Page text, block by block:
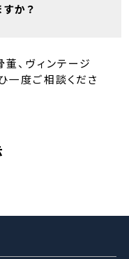
か？
董、ヴィンテージ
一度ご相談くださ